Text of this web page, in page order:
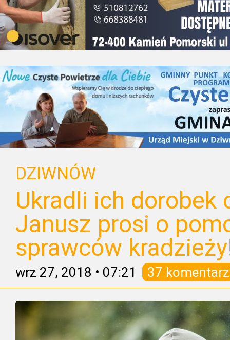
DZIWNÓW
Ukradli ich dorobek
Janusz prosi o
sprawców
wrz 27, 2018 • 07:21 37